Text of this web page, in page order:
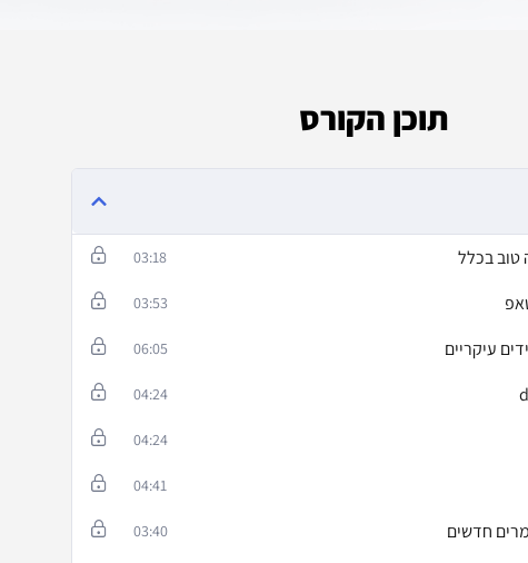
תוכן הקורס
טוב בכלל 03:18
03:53
עיקריים 06:05
04:24
04:24
04:41
חדשים 03:40